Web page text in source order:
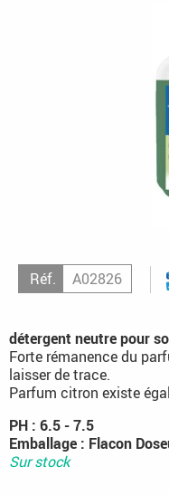
Réf. A02826
détergent neutre pour
Forte rémanence du
laisser de trace.
Parfum citron existe
PH : 6.5 - 7.5
Emballage : Flacon
Sur stock